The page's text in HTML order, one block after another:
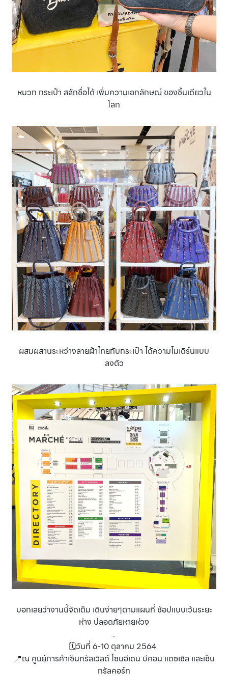
หมวก กระเป๋า สลักชื่อได้ เพิ่มความเอกลักษณ์ ของชิ้นเดียวใน
โลก
ผสมผสานระหว่างลายผ้าไทยกับกระเป๋า ได้ความโมเดิร์นแบบ
ลงตัว
บอกเลยว่างานนี้จัดเต็ม เดินง่ายๆตามแผนที่ ช้อปแบบเว้นระยะ
ห่าง ปลอดภัยหายห่วง
.
🗓วันที่ 6-10 ตุลาคม 2564
📍ณ ศูนย์การค้าเซ็นทรัลเวิลด์ โซนอีเดน บีคอน แดซเซิล และเซ็น
ทรัลคอร์ท